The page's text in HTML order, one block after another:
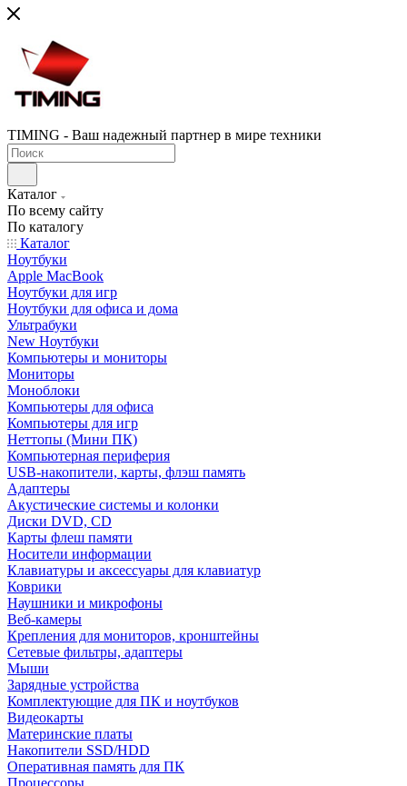
TIMING - Ваш надежный партнер в мире техники
Каталог
По всему сайту
По каталогу
Каталог
Ноутбуки
Apple MacBook
Ноутбуки для игр
Ноутбуки для офиса и дома
Ультрабуки
New Ноутбуки
Компьютеры и мониторы
Мониторы
Моноблоки
Компьютеры для офиса
Компьютеры для игр
Неттопы (Мини ПК)
Компьютерная периферия
USB-накопители, карты, флэш память
Адаптеры
Акустические системы и колонки
Диски DVD, CD
Карты флеш памяти
Носители информации
Клавиатуры и аксессуары для клавиатур
Коврики
Наушники и микрофоны
Веб-камеры
Крепления для мониторов, кронштейны
Сетевые фильтры, адаптеры
Мыши
Зарядные устройства
Комплектующие для ПК и ноутбуков
Видеокарты
Материнские платы
Накопители SSD/HDD
Оперативная память для ПК
Процессоры